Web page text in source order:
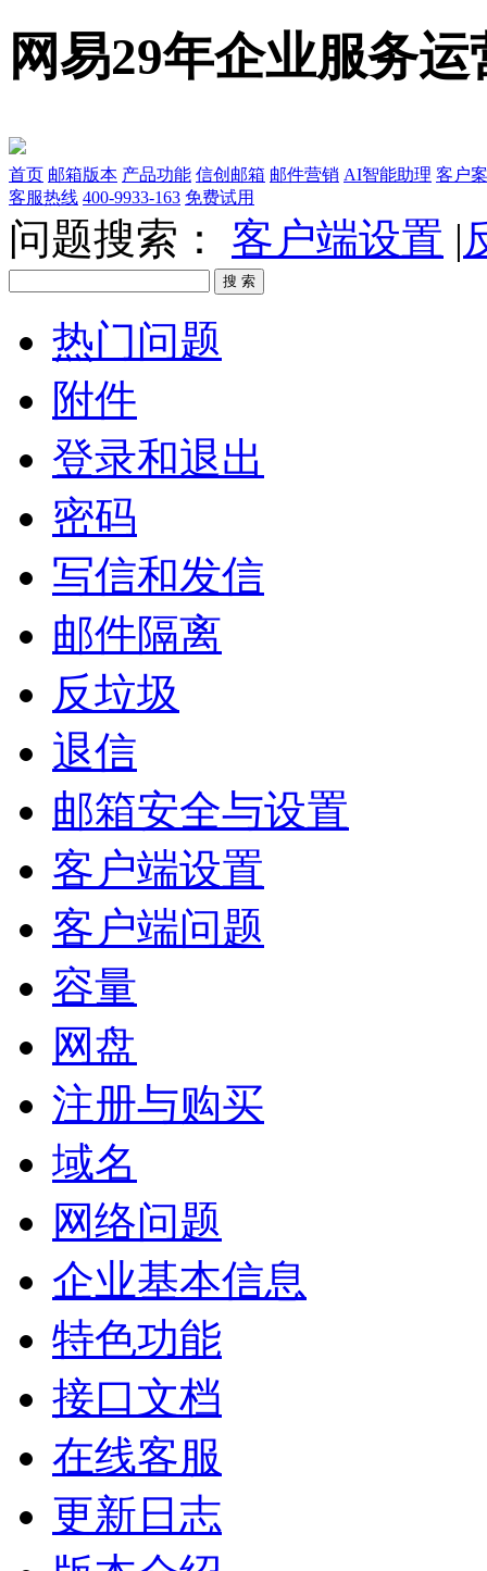
网易29年企业服务
首页 邮箱版本 产品功能 信创邮箱 邮件营销 AI智能助理 客户
客服热线 400-9933-163 免费试用
问题搜索： 客户端设置 |
热门问题
附件
登录和退出
密码
写信和发信
邮件隔离
反垃圾
退信
邮箱安全与设置
客户端设置
客户端问题
容量
网盘
注册与购买
域名
网络问题
企业基本信息
特色功能
接口文档
在线客服
更新日志